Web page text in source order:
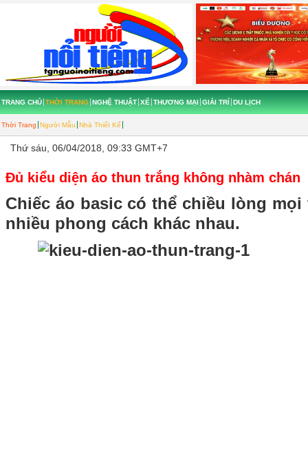
TRANG CHỦ THỜI TRANG
Thời Trang Người Mẫu Nhà Thiết Kế
NGHỆ THUẬT XẾ THƯƠNG MẠI GIẢI TRÍ DU LỊCH
Thứ sáu, 06/04/2018, 09:33 GMT+7
Đủ kiểu diện áo thun trắng không nhàm chán
Chiếc áo basic có thể chiều lòng
nhiều phong cách khác nhau.